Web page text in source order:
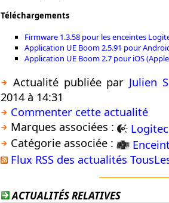
Téléchargements
Firmware 1.3.58 pour les enceintes
Application UE Boom 2.5.91 pour
Application UE Boom 2.7 pour iOS
Actualité publiée par Julien
2014 à 14:31
Commenter cette actualité
Marques associées :
Catégorie associée :
Flux RSS des actualités
ACTUALITÉS RELATIVES